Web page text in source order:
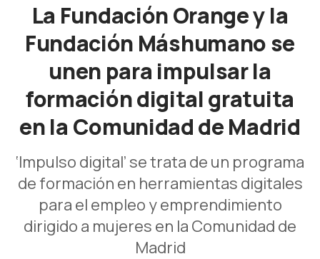
La Fundación Orange y la
Fundación Máshumano se
unen para impulsar la
formación digital gratuita
en la Comunidad de Madrid
‘Impulso digital’ se trata de un programa
de formación en herramientas digitales
para el empleo y emprendimiento
dirigido a mujeres en la Comunidad de
Madrid